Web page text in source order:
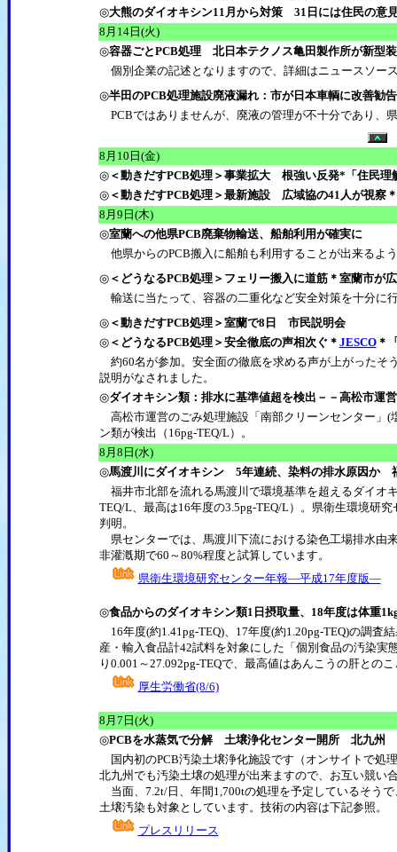
◎大熊のダイオキシン11月から対策 31日には住民の意
8 月14日(火)
◎容器ごとPCB処理 北日本テクノス亀田製作所が新型
個別企業の記述となりますので、詳細はニュースソー
◎半田のPCB処理施設廃液漏れ：市が日本車輌に改善勧
PCBではありませんが、廃液の管理が不十分であり、
8 月10日(金)
◎＜動きだすPCB処理＞事業拡大 根強い反発*「住民理
◎＜動きだすPCB処理＞最新施設 広域協の41人が視察
8 月9日(木)
◎室蘭への他県PCB廃棄物輸送、船舶利用が確実に
他県からのPCB搬入に船舶も利用することが出来るよ
◎＜どうなるPCB処理＞フェリー搬入に道筋＊室蘭市が
輸送に当たって、容器の二重化など安全対策を十分に
◎＜動きだすPCB処理＞室蘭で8日 市民説明会
◎＜どうなるPCB処理＞安全徹底の声相次ぐ＊ JESCO＊
約60名が参加。安全面の徹底を求める声が上がったそ
説明がなされました。
◎ダイオキシン類：排水に基準値超を検出－－高松市運
高松市運営のごみ処理施設「南部クリーンセンター」(
ン類が検出（16pg-TEQ/L）。
8 月8日(水)
◎馬渡川にダイオキシン 5年連続、染料の排水原因か
福井市北部を流れる馬渡川で環境基準を超えるダイオ
TEQ/L、最高は16年度の3.5pg-TEQ/L）。県衛生環境研
判明。
県センターでは、馬渡川下流における染色工場排水由
非灌漑期で60～80%程度と試算しています。
県衛生環境研究センター年報―平成17年度版―
◎食品からのダイオキシン類1日摂取量、18年度は体重
16年度(約1.41pg-TEQ)、17年度(約1.20pg-TEQ)の調査
産・輸入食品計42試料を対象にした「個別食品の汚染実
り0.001～27.092pg-TEQで、最高値はあんこうの肝とのこ
厚生労働省(8/6)
8 月7日(火)
◎PCBを水蒸気で分解 土壌浄化センター開所 北九州
国内初のPCB汚染土壌浄化施設です（オンサイトで処
北九州でも汚染土壌の処理が出来ますので、お互い競い
当面、7.2t/日、年間1,700tの処理を予定しているそう
土壌汚染も対象としています。技術の内容は下記参照。
プレスリリース